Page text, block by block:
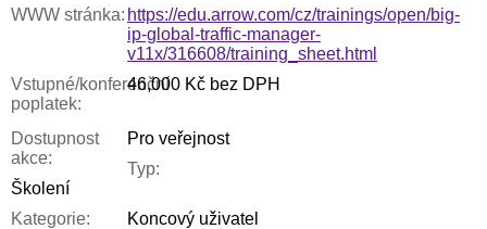
WWW stránka: https://edu.arrow.com/cz/trainings/open/big-
ip-global-traffic-manager-
v11x/316608/training_sheet.html
Vstupné/konferenční
poplatek:
46,000 Kč bez DPH
Dostupnost
akce:
Pro veřejnost
Typ:
Školení
Kategorie:
Koncový uživatel